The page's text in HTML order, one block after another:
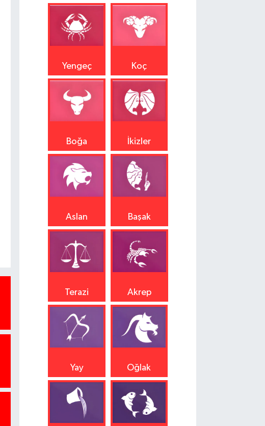
Yengeç Koç
Boğa İkizler
Aslan Başak
Terazi Akrep
Yay Oğlak